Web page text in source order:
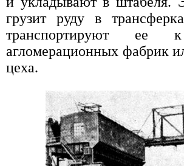
грузит руду в
транспортируют ее
агломерационных фабрик
цеха.